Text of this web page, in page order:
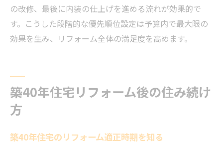
の改修、最後に内装の仕上げを進める流れが効果的で
す。こうした段階的な優先順位設定は予算内で最大限の
効果を生み、リフォーム全体の満足度を高めます。
築40年住宅リフォーム後の住み続け
方
築40年住宅のリフォーム適正時期を知る